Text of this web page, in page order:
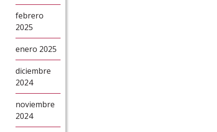
febrero
2025
enero 2025
diciembre
2024
noviembre
2024